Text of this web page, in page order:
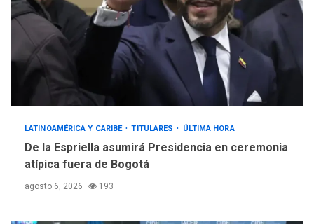
LATINOAMÉRICA Y CARIBE TITULARES ÚLTIMA HORA
De la Espriella asumirá Presidencia en ceremonia
atípica fuera de Bogotá
agosto 6, 2026 193